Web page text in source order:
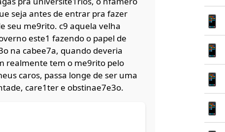
seja antes de entrar pra fazer
seu me9rito. c9 aquela velha
este1 fazendo o papel de
na cabee7a, quando deveria
realmente tem o me9rito pelo
caros, passa longe de ser uma
care1ter e obstinae7e3o.